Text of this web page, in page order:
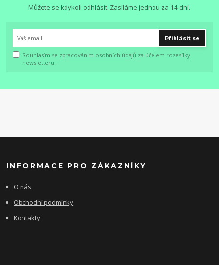
Můžete se kdykoli odhlásit. Zasíláme jednou za 14 dní.
Přihlásit se
Souhlasím se zpracováním osobních údajů za účelem rozesílky
newsletteru.
INFORMACE PRO ZÁKAZNÍKY
O nás
Obchodní podmínky
Kontakty